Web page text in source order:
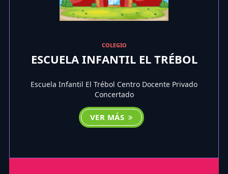
COLEGIO
ESCUELA INFANTIL EL TRÉBOL
Escuela Infantil El Trébol Centro Docente Privado
Concertado
VER MÁS